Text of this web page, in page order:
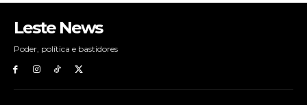
Leste News
Poder, política e bastidores